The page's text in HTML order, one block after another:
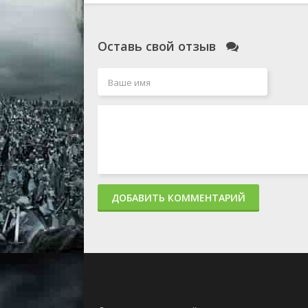
Оставь свой отзыв
ДОБАВИТЬ КОММЕНТАРИЙ